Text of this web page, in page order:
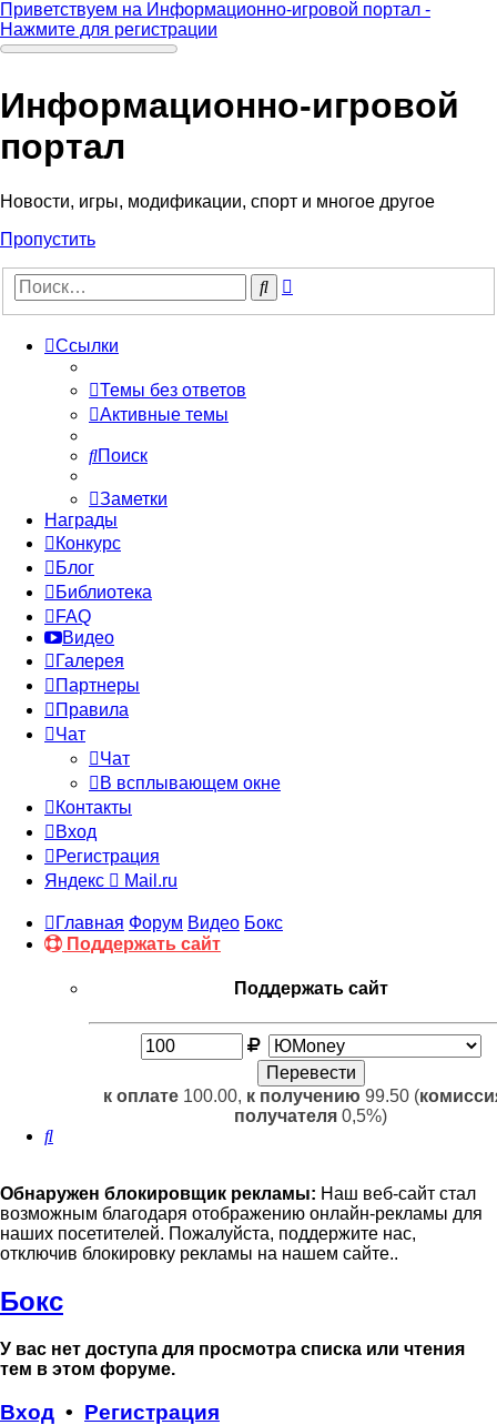
Приветствуем на Информационно-игровой портал -
Нажмите для регистрации
Информационно-игровой
портал
Новости, игры, модификации, спорт и многое другое
Пропустить
Поиск
Ссылки
Темы без ответов
Активные темы
Поиск
Заметки
Награды
Конкурс
Блог
Библиотека
FAQ
Видео
Галерея
Партнеры
Правила
Чат
Чат
В всплывающем окне
Контакты
Вход
Регистрация
Яндекс
Mail.ru
Главная Форум Видео Бокс
Поддержать сайт
Поддержать сайт
к оплате100.00, к получению 99.50 (
получателя 0,5%)
Поиск
Обнаружен блокировщик рекламы: Наш веб-сайт стал
возможным благодаря отображению онлайн-рекламы для
наших посетителей. Пожалуйста, поддержите нас,
отключив блокировку рекламы на нашем сайте..
Бокс
У вас нет доступа для просмотра списка или чтения
тем в этом форуме.
Вход • Регистрация